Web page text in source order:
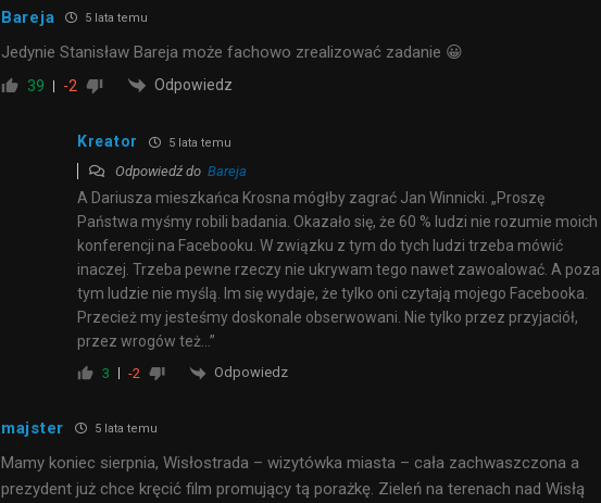
Bareja 5 lata temu
Jedynie Stanisław Bareja może fachowo zrealizować zadanie 😀
39 -2 Odpowiedz
Kreator 5 lata temu
Odpowiedź do Bareja
A Dariusza mieszkańca Krosna mógłby zagrać Jan Winnicki. „Proszę
Państwa myśmy robili badania. Okazało się, że 60 % ludzi nie rozumie moich
konferencji na Facebooku. W związku z tym do tych ludzi trzeba mówić
inaczej. Trzeba pewne rzeczy nie ukrywam tego nawet zawoalować. A poza
tym ludzie nie myślą. Im się wydaje, że tylko oni czytają mojego Facebooka.
Przecież my jesteśmy doskonale obserwowani. Nie tylko przez przyjaciół,
przez wrogów też…”
3 -2 Odpowiedz
majster 5 lata temu
Mamy koniec sierpnia, Wisłostrada – wizytówka miasta – cała zachwaszczona a
prezydent już chce kręcić film promujący tą porażkę. Zieleń na terenach nad Wisłą